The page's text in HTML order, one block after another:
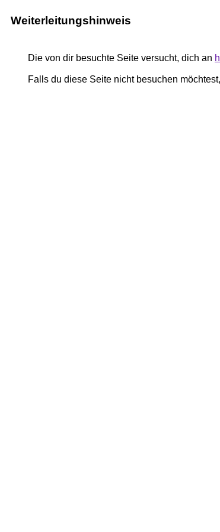
Weiterleitungshinweis
Die von dir besuchte Seite versucht, dich an
Falls du diese Seite nicht besuchen